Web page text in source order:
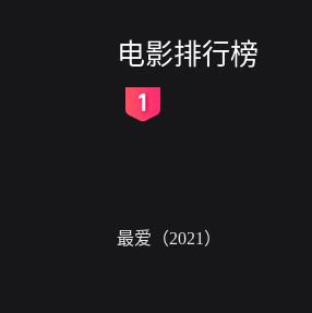
电影排行榜
最爱（2021）